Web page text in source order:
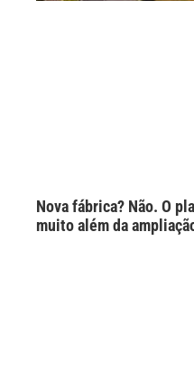
Nova fábrica? Não. O
muito além da